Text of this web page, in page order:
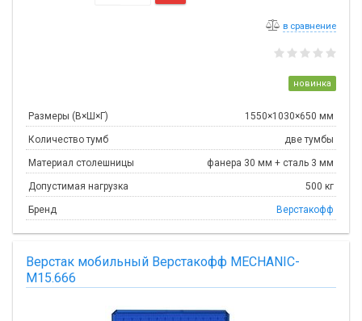
в сравнение
новинка
Размеры (В×Ш×Г) 1550×1030×650 мм
Количество тумб две тумбы
Материал столешницы фанера 30 мм + сталь 3 мм
Допустимая нагрузка 500 кг
Бренд Верстакофф
Верстак мобильный Верстакофф MECHANIC-
М15.666